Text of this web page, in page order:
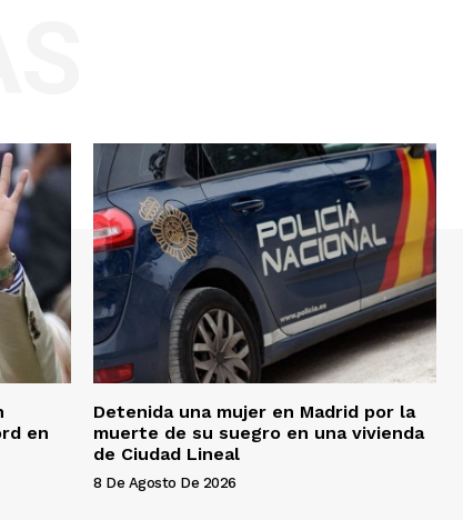
en
Detenida una mujer en Madrid por la
muerte de su suegro en una vivienda
de Ciudad Lineal
8 De Agosto De 2026